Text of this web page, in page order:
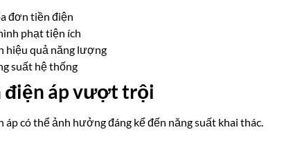
đơn tiền điện
phạt tiện ích
hiệu quả năng lượng
suất hệ thống
điện áp vượt trội
áp có thể ảnh hưởng đáng kể đến năng suất khai thác.